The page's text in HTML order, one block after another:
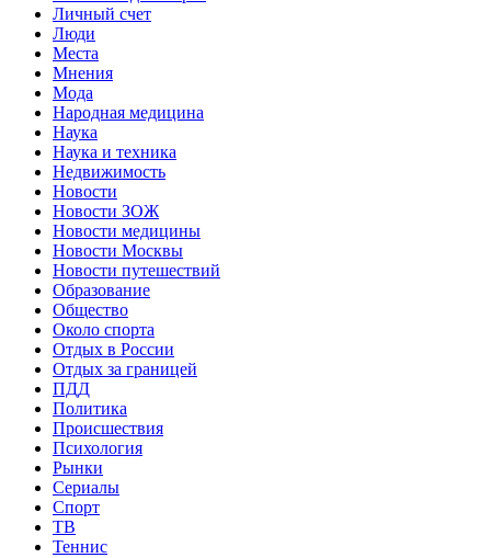
Личный счет
Люди
Места
Мнения
Мода
Народная медицина
Наука
Наука и техника
Недвижимость
Новости
Новости ЗОЖ
Новости медицины
Новости Москвы
Новости путешествий
Образование
Общество
Около спорта
Отдых в России
Отдых за границей
ПДД
Политика
Происшествия
Психология
Рынки
Сериалы
Спорт
ТВ
Теннис